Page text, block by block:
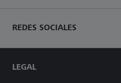
REDES SOCIALES
LEGAL